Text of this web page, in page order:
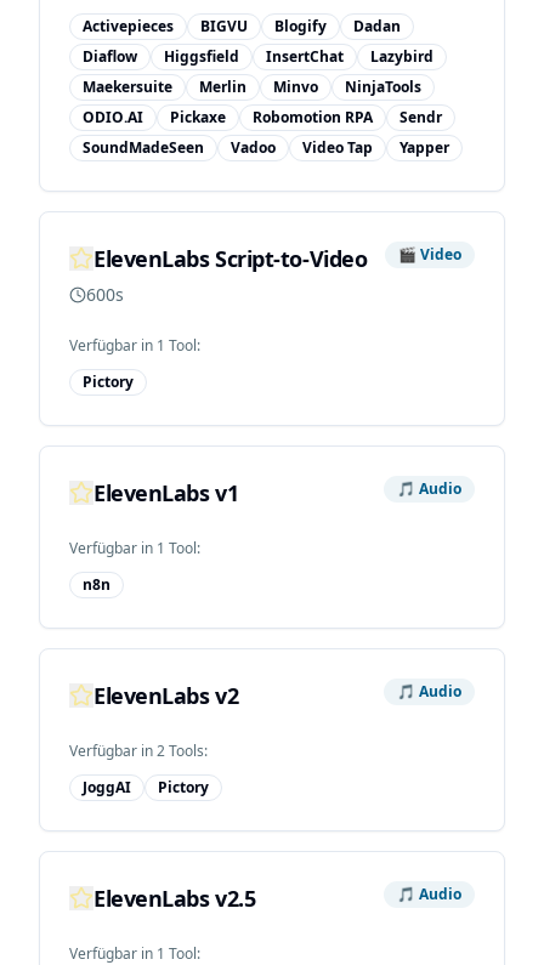
Activepieces
BIGVU Blogify
Dadan
Diaflow
Higgsfield InsertChat
Lazybird
Maekersuite
Merlin Minvo
NinjaTools
ODIO.AI
Pickaxe Robomotion RPA
Sendr
SoundMadeSeen
Vadoo Video Tap Yapper
ElevenLabs Script-to-Video 🎬 Video
600s
Verfügbar in 1 Tool:
Pictory
ElevenLabs v1 🎵 Audio
Verfügbar in 1 Tool:
n8n
ElevenLabs v2 🎵 Audio
Verfügbar in2Tools:
JoggAI
Pictory
ElevenLabs v2.5 🎵 Audio
Verfügbar in 1 Tool: